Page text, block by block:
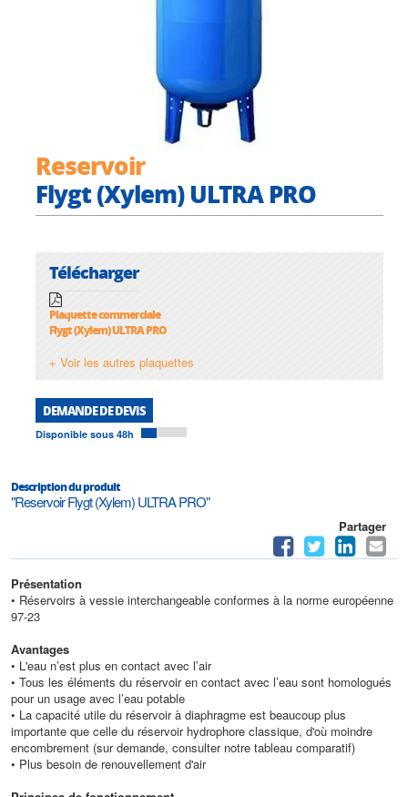
Reservoir
Flygt (Xylem) ULTRA PRO
Télécharger
Plaquette commerciale
Flygt (Xylem) ULTRA PRO
+ Voir les autres plaquettes
DEMANDE DE DEVIS
Disponible sous 48h
Description du produit
"Reservoir Flygt (Xylem) ULTRA PRO"
Partager
Présentation
• Réservoirs à vessie interchangeable conformes à la norme européenne
97-23
Avantages
• L'eau n’est plus en contact avec l’air
• Tous les éléments du réservoir en contact avec l’eau sont homologués
pour un usage avec l’eau potable
• La capacité utile du réservoir à diaphragme est beaucoup plus
importante que celle du réservoir hydrophore classique, d'où moindre
encombrement (sur demande, consulter notre tableau comparatif)
• Plus besoin de renouvellement d'air